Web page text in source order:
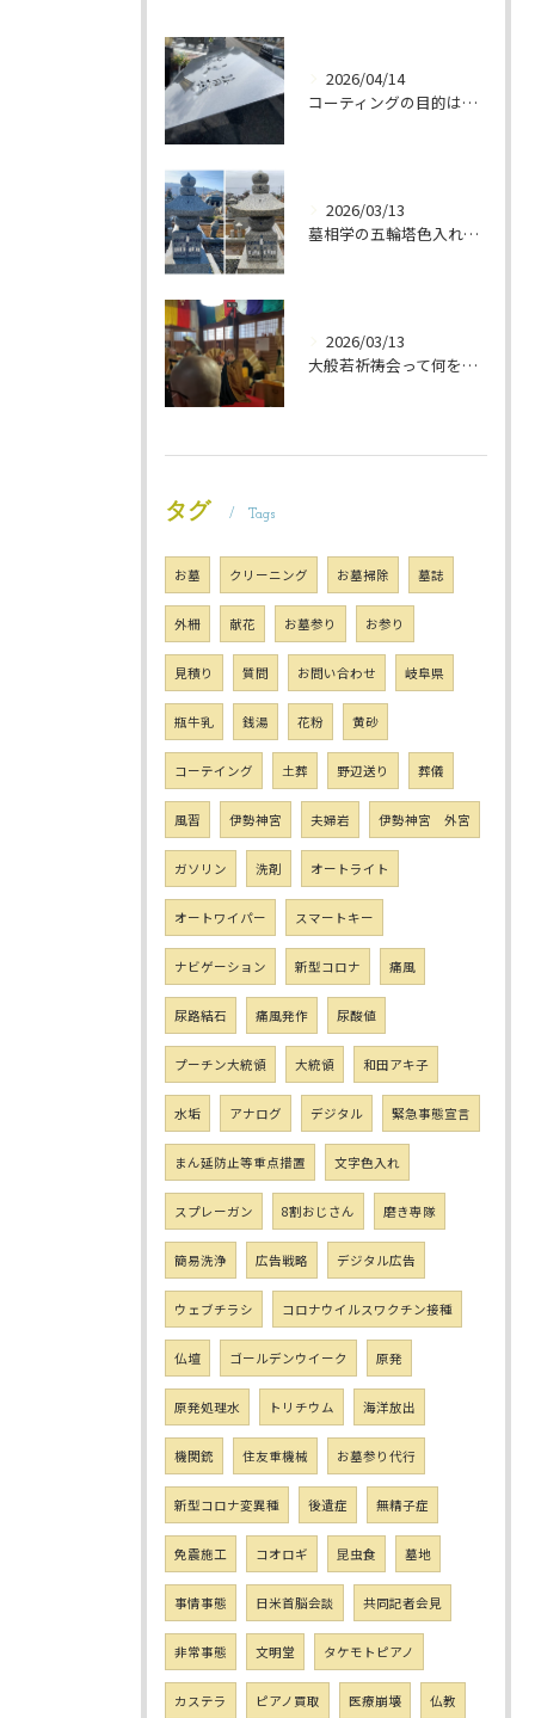
2026/04/14
コーティングの目的は 墓石を保護することです 岐阜のお墓掃除屋「磨き専隊」です
2026/03/13
墓相学の五輪塔色入れ 岐阜のお墓掃除屋「磨き専隊」です
2026/03/13
大般若祈祷会って何をするの？ 岐阜のお墓掃除屋「磨き専隊」です
タグ Tags
お墓 クリーニング お墓掃除 墓誌
外柵 献花 お墓参り お参り
見積り 質問 お問い合わせ 岐阜県
瓶牛乳 銭湯 花粉 黄砂
コーテイング 土葬 野辺送り 葬儀
風習 伊勢神宮 夫婦岩 伊勢神宮 外宮
ガソリン 洗剤 オートライト
オートワイパー スマートキー
ナビゲーション 新型コロナ 痛風
尿路結石 痛風発作 尿酸値
プーチン大統領 大統領 和田アキ子
水垢 アナログ デジタル 緊急事態宣言
まん延防止等重点措置 文字色入れ
スプレーガン 8割おじさん 磨き専隊
簡易洗浄 広告戦略 デジタル広告
ウェブチラシ コロナウイルスワクチン接種
仏壇 ゴールデンウイーク 原発
原発処理水 トリチウム 海洋放出
機関銃 住友重機械 お墓参り代行
新型コロナ変異種 後遺症 無精子症
免震施工 コオロギ 昆虫食 墓地
事情事態 日米首脳会談 共同記者会見
非常事態 文明堂 タケモトピアノ
カステラ ピアノ買取 医療崩壊 仏教